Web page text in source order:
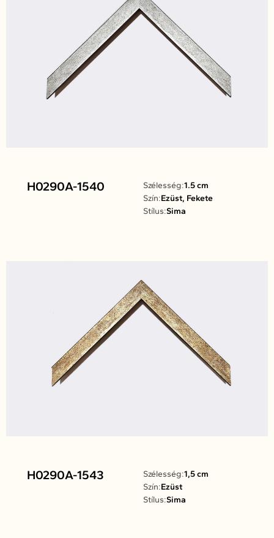
H0290A-1540 Szélesség:1.5 cm
Szín:Ezüst, Fekete
Stílus:Sima
H0290A-1543 Szélesség:1,5 cm
Szín:Ezüst
Stílus:Sima